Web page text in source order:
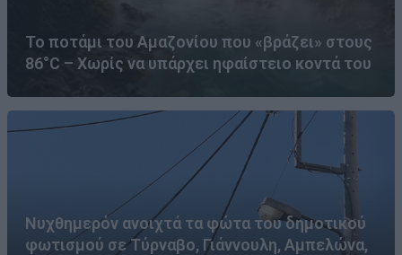
Το ποτάμι του Αμαζονίου που «βράζει» στους
86°C – Χωρίς να υπάρχει ηφαίστειο κοντά του
Νυχθημερόν ανοιχτά τα φώτα του δημοτικού
φωτισμού σε Τύρναβο, Γιάννουλη, Αμπελώνα,